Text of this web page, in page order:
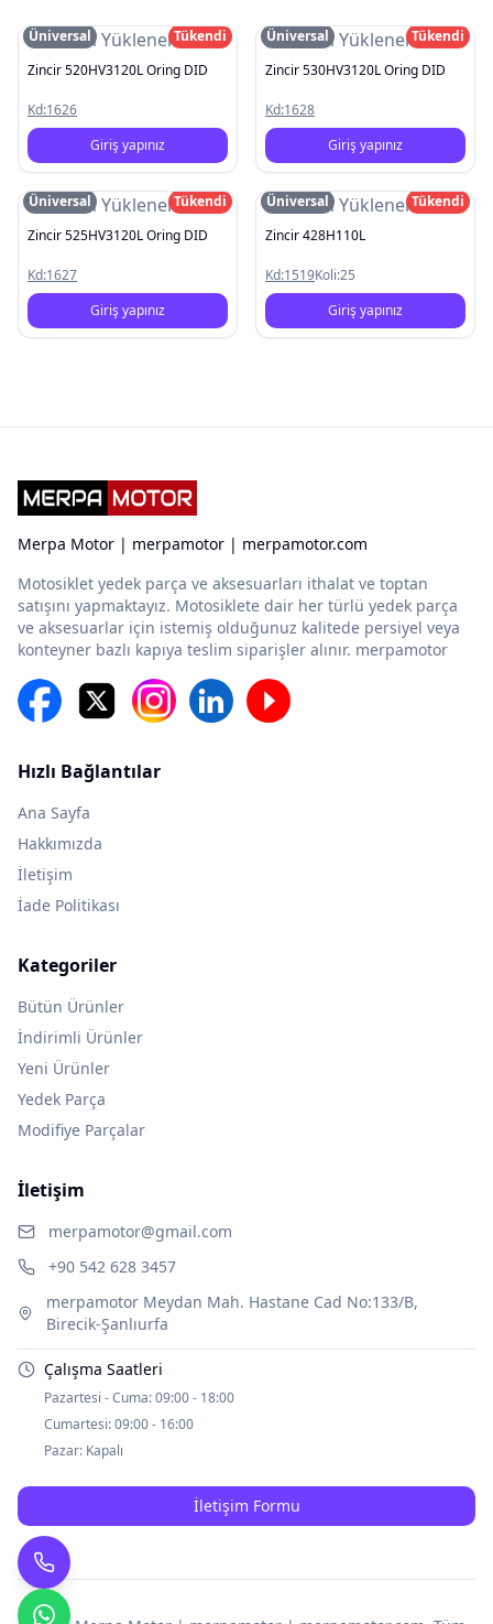
Resim Yüklenemedi
Üniversal
Tükendi
Zincir 520HV3120L Oring DID
Kd:1626
Giriş yapınız
Resim Yüklenemedi
Üniversal
Tükendi
Zincir 530HV3120L Oring DID
Kd:1628
Giriş yapınız
Resim Yüklenemedi
Üniversal
Tükendi
Zincir 525HV3120L Oring DID
Kd:1627
Giriş yapınız
Resim Yüklenemedi
Üniversal
Tükendi
Zincir 428H110L
Kd:1519Koli:25
Giriş yapınız
Merpa Motor | merpamotor | merpamotor.com
Motosiklet yedek parça ve aksesuarları ithalat ve toptan
satışını yapmaktayız. Motosiklete dair her türlü yedek parça
ve aksesuarlar için istemiş olduğunuz kalitede persiyel veya
konteyner bazlı kapıya teslim siparişler alınır. merpamotor
Hızlı Bağlantılar
Ana Sayfa
Hakkımızda
İletişim
İade Politikası
Kategoriler
Bütün Ürünler
İndirimli Ürünler
Yeni Ürünler
Yedek Parça
Modifiye Parçalar
İletişim
merpamotor@gmail.com
+90 542 628 3457
merpamotor Meydan Mah. Hastane Cad No:133/B,
Birecik-Şanlıurfa
Çalışma Saatleri
Pazartesi - Cuma:09:00 - 18:00
Cumartesi:09:00 - 16:00
Pazar: Kapalı
İletişim Formu